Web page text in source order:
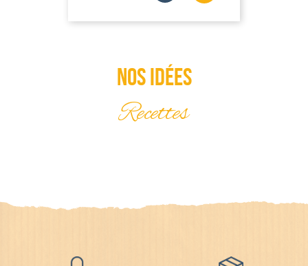
Nos idées
Recettes